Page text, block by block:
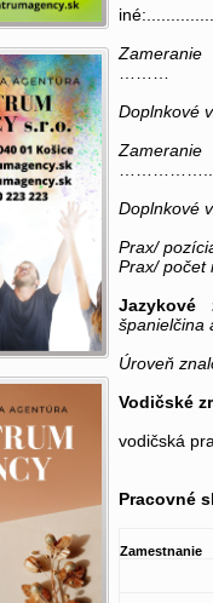
Doplnkové
Doplnkové
Prax/
Prax/ počet
Jazykové
španielčina
Úroveň
Vodičské
vodičská
Pracovné
Zamestnanie